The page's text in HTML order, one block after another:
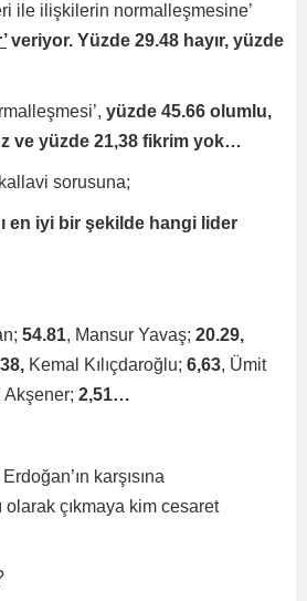
ile ilişkilerin normalleşmesine’
veriyor. Yüzde 29.48 hayır, yüzde
yüzde 45.66 olumlu,
ve yüzde 21,38 fikrim yok…
sorusuna;
en iyi bir şekilde hangi lider
54.81, Mansur Yavaş; 20.29,
Kemal Kılıçdaroğlu; 6,63, Ümit
Akşener; 2,51…
karşısına
olarak çıkmaya kim cesaret